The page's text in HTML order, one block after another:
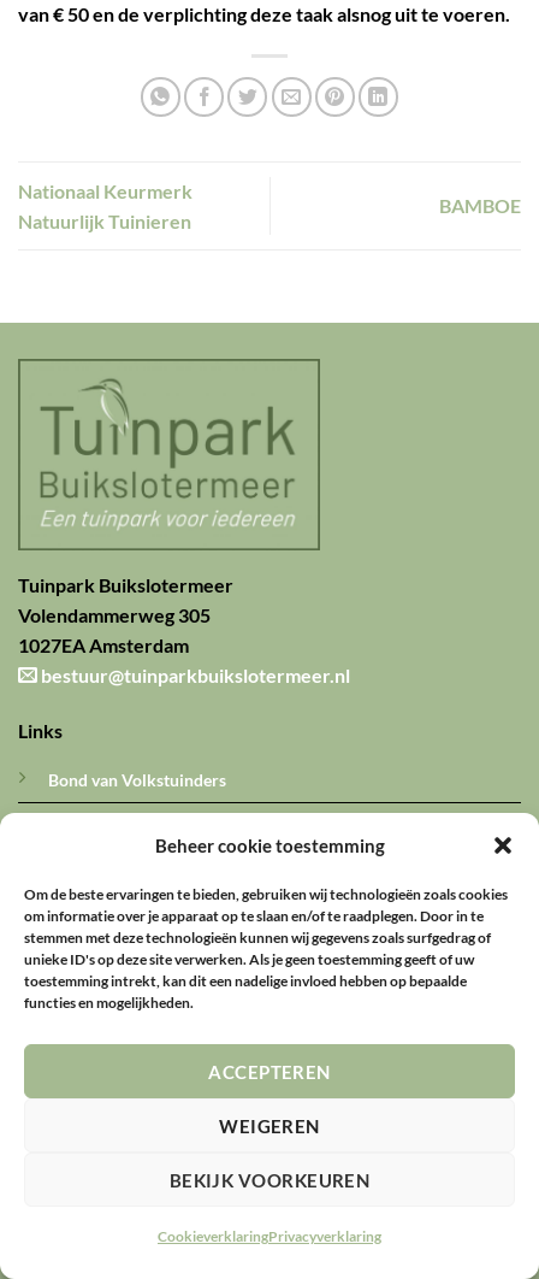
Beheer cookie toestemming
Om de beste ervaringen te bieden, gebruiken wij technologieën zoals cookies
om informatie over je apparaat op te slaan en/of te raadplegen. Door in te
stemmen met deze technologieën kunnen wij gegevens zoals surfgedrag of
unieke ID's op deze site verwerken. Als je geen toestemming geeft of uw
toestemming intrekt, kan dit een nadelige invloed hebben op bepaalde
functies en mogelijkheden.
ACCEPTEREN
WEIGEREN
BEKIJK VOORKEUREN
CookieverklaringPrivacyverklaring
van € 50 en de verplichting deze taak alsnog uit te voeren.
Nationaal Keurmerk
Natuurlijk Tuinieren
BAMBOE
Tuinpark Buikslotermeer
Volendammerweg 305
1027EA Amsterdam
bestuur@tuinparkbuikslotermeer.nl
Links
Bond van Volkstuinders
Ledeninformatie
Schade melden